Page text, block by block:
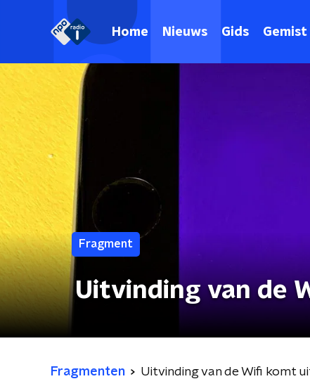
Home Nieuws Gids Gemist
Fragment
Uitvinding van de
Fragmenten Uitvinding van de Wifi komt